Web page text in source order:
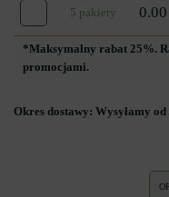
5 pakiety 0.00
*Maksymalny rabat 25%.
promocjami.
Okres dostawy: Wysyłamy